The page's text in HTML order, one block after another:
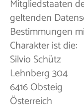
Mitgliedstaaten
geltenden
Bestimmungen
Charakter ist die:
Silvio Schütz
Lehnberg 304
6416 Obsteig
Österreich